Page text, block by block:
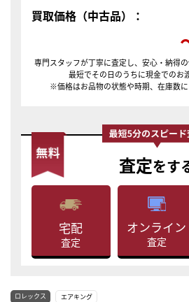
買取価格（中古品）：
専門スタッフが丁寧に査定し、安心・納得の
最短でその日のうちに現金でのお
※価格はお品物の状態や時期、在庫数に
査定をす
宅配
査定
オンライン
査定
ロレックス エアキング